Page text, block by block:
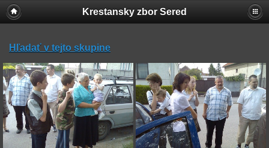
Krestansky zbor Sered
Hľadať v tejto skupine